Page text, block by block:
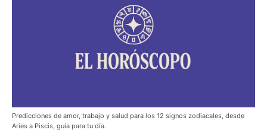
Predicciones de amor, trabajo y salud para los 12 signos zodiacales, desde
Aries a Piscis, guía para tu día.